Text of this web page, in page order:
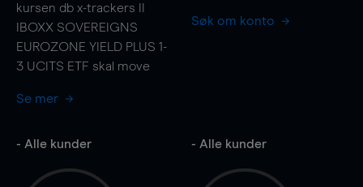
kursen db x-trackers II
IBOXX SOVEREIGNS
EUROZONE YIELD PLUS 1-
3 UCITS ETF skal move
Se mer
Søk om konto
- Alle kunder - Alle kunder